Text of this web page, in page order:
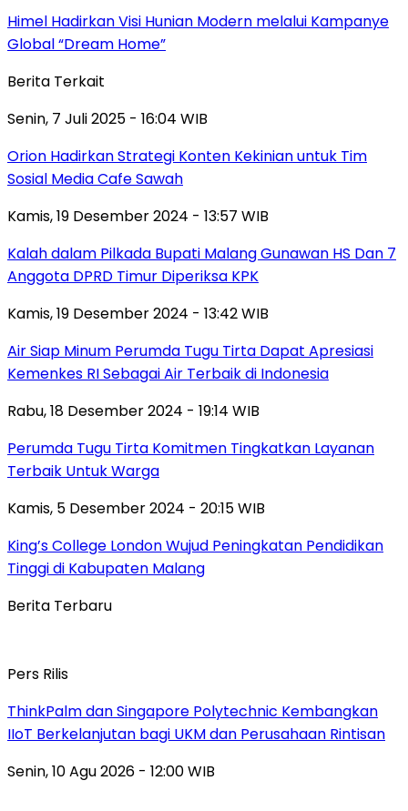
Himel Hadirkan Visi Hunian Modern melalui Kampanye
Global “Dream Home”
Berita Terkait
Senin, 7 Juli 2025 - 16:04 WIB
Orion Hadirkan Strategi Konten Kekinian untuk Tim
Sosial Media Cafe Sawah
Kamis, 19 Desember 2024 - 13:57 WIB
Kalah dalam Pilkada Bupati Malang Gunawan HS Dan 7
Anggota DPRD Timur Diperiksa KPK
Kamis, 19 Desember 2024 - 13:42 WIB
Air Siap Minum Perumda Tugu Tirta Dapat Apresiasi
Kemenkes RI Sebagai Air Terbaik di Indonesia
Rabu, 18 Desember 2024 - 19:14 WIB
Perumda Tugu Tirta Komitmen Tingkatkan Layanan
Terbaik Untuk Warga
Kamis, 5 Desember 2024 - 20:15 WIB
King’s College London Wujud Peningkatan Pendidikan
Tinggi di Kabupaten Malang
Berita Terbaru
Pers Rilis
ThinkPalm dan Singapore Polytechnic Kembangkan
IIoT Berkelanjutan bagi UKM dan Perusahaan Rintisan
Senin, 10 Agu 2026 - 12:00 WIB